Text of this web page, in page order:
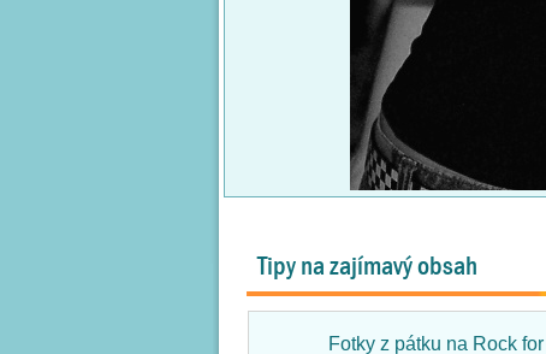
Tipy na zajímavý obsah
Fotky z pátku na Rock for